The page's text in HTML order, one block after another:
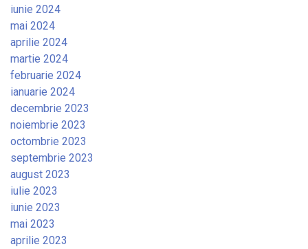
iunie 2024
mai 2024
aprilie 2024
martie 2024
februarie 2024
ianuarie 2024
decembrie 2023
noiembrie 2023
octombrie 2023
septembrie 2023
august 2023
iulie 2023
iunie 2023
mai 2023
aprilie 2023